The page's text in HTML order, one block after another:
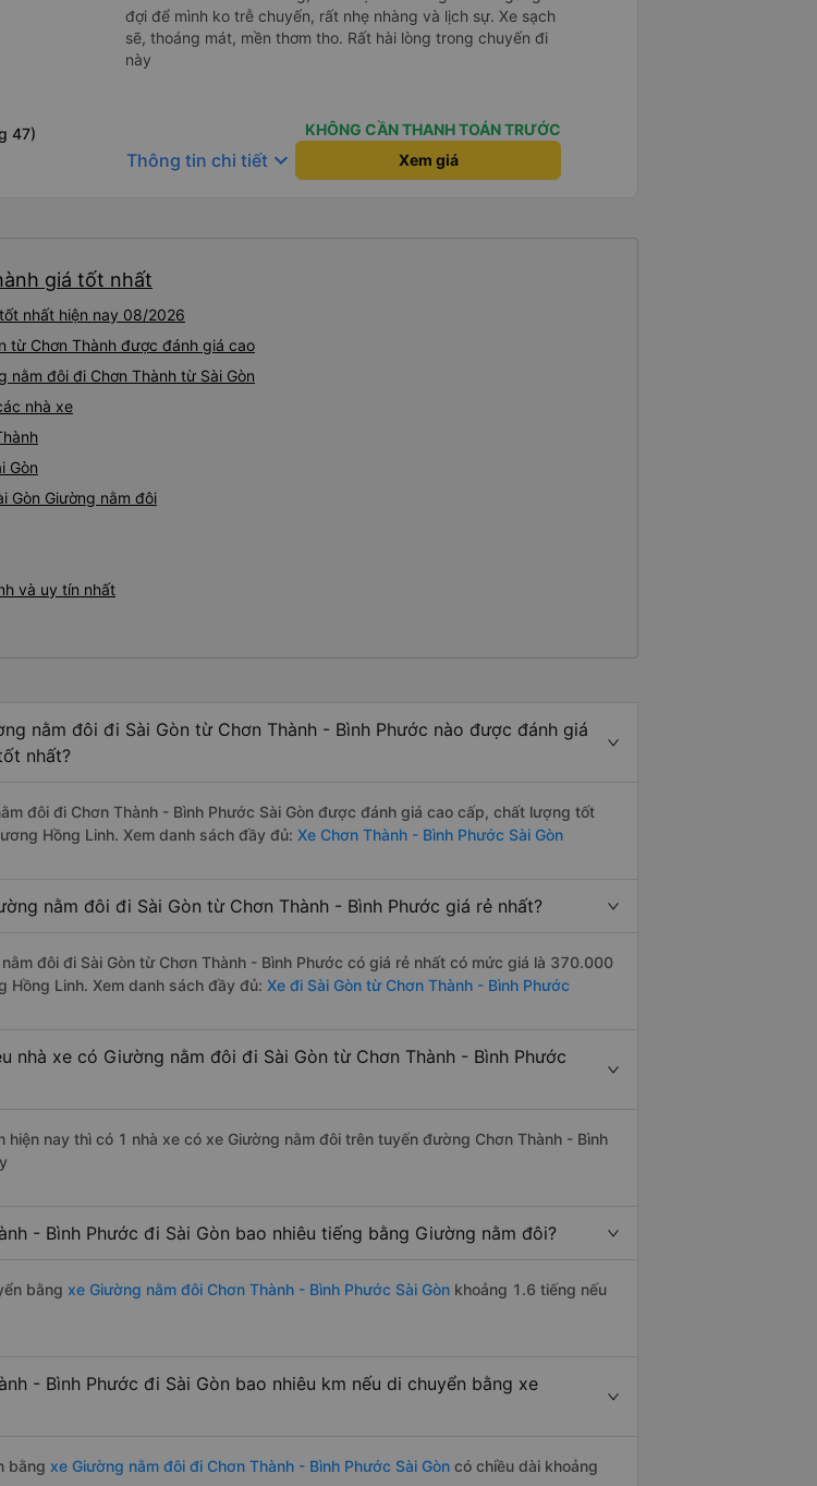
47)
đợi để mình ko trễ chuyến, rất nhẹ nhàng và lịch sự. Xe sạch
sẽ, thoáng mát, mền thơm tho. Rất hài lòng trong chuyến đi
này
KHÔNG CẦN THANH TOÁN TRƯỚC
Thông tin chi tiết keyboard_arrow_down Xem giá
giá tốt nhất
nhất hiện nay 08/2026
từ Chơn Thành được đánh giá cao
đôi đi Chơn Thành từ Sài Gòn
nhà xe
Gòn
Gòn Giường nằm đôi
và uy tín nhất
nằm đôi đi Sài Gòn từ Chơn Thành - Bình Phước nào được đánh giá
nhất?
đôi đi Chơn Thành - Bình Phước Sài Gòn được đánh giá cao cấp, chất lượng tốt
Hồng Linh. Xem danh sách đầy đủ: Xe Chơn Thành - Bình Phước Sài Gòn
nằm đôi đi Sài Gòn từ Chơn Thành - Bình Phước giá rẻ nhất?
đôi đi Sài Gòn từ Chơn Thành - Bình Phước có giá rẻ nhất có mức giá là 370.000
Hồng Linh. Xem danh sách đầy đủ: Xe đi Sài Gòn từ Chơn Thành - Bình Phước
nhà xe có Giường nằm đôi đi Sài Gòn từ Chơn Thành - Bình Phước
hiện nay thì có 1 nhà xe có xe Giường nằm đôi trên tuyến đường Chơn Thành - Bình
- Bình Phước đi Sài Gòn bao nhiêu tiếng bằng Giường nằm đôi?
bằng xe Giường nằm đôi Chơn Thành - Bình Phước Sài Gòn khoảng 1.6 tiếng nếu
- Bình Phước đi Sài Gòn bao nhiêu km nếu di chuyển bằng xe
bằng xe Giường nằm đôi đi Chơn Thành - Bình Phước Sài Gòn có chiều dài khoảng